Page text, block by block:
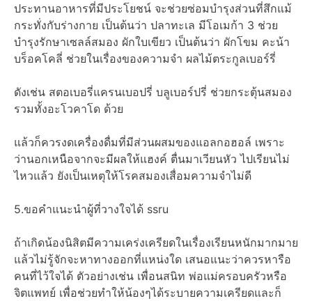
ประทานอาหารที่มีประโยชน์ จะช่วยซ่อมบำรุงส่วนที่สึกแม้
กระทั่งกับร่างกาย เป็นต้นว่า ปลาทะเล มีโอเมก้า 3 ช่วย
บำรุงรักษาเซลล์สมอง ผักใบเขียว เป็นต้นว่า ผักโขม คะน้า
บร็อคโคลี่ ช่วยในเรื่องของความจำ ผลไม้ตระกูลเบอร์รี่
ดังเช่น สตอเบอรี่แครนเบอปรี่ บลูเบอร์ปรี่ ช่วยกระตุ้นสมอง
รวมทั้งอะโวคาโด ด้วย
แล้วก็ควรงดเครื่องดื่มที่มีส่วนผสมของแอลกอฮอล์ เพราะ
ว่านอกเหนือจากจะมีผลให้แฮงค์ ตื่นมาเวียนหัว ไปเรียนไม่
ไหวแล้ว ยังเป็นเหตุให้โรคสมองเสื่อมความจำไม่ดี
5.ขอคำแนะนำผู้ที่วางใจได้ ssru
ถ้าเกิดน้องนิสิตมีความเคร่งเครียดในเรื่องเรียนหนักมากมาย
แล้วไม่รู้จักจะหาทางออกที่แหน่งใด เสนอแนะว่าควรหารือ
คนที่ไว้ใจได้ ตัวอย่างเช่น เพื่อนสนิท พ่อแม่ครอบครัวหรือ
จิตแพทย์ เพื่อช่วยทำให้น้องๆได้ระบายความเครียดและก็